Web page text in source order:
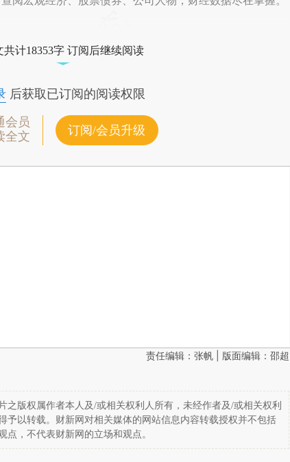
共计18353字 订阅后继续阅读
后获取已订阅的阅读权限
会员
全文
订阅/会员升级
责任编辑：张帆 | 版面编辑：邵超
之版权属作者本人及/或相关权利人所有，未经作者及/或相关权利
予以转载。财新网对相关媒体的网站信息内容转载授权并不包括
，不代表财新网的立场和观点。